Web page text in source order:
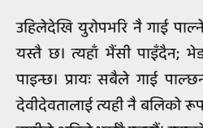
उहिलेदेखि युरोपभरि नै गाई
यस्तै छ। त्यहाँ भैंसी पाइँदैन;
पाइन्छ। प्रायः सबैले गाई
देवीदेवतालाई त्यही नै बलिको